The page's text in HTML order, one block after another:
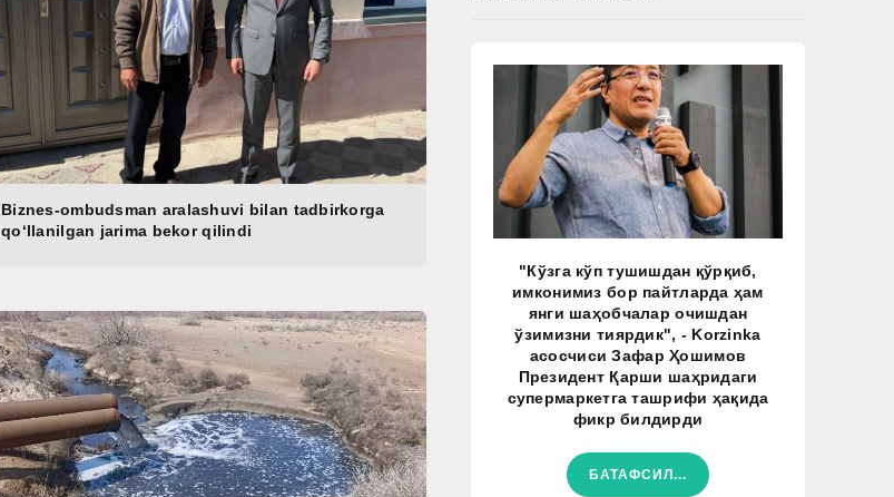
Biznes-ombudsman aralashuvi bilan tadbirkorga
qo‘llanilgan jarima bekor qilindi
"Кўзга кўп тушишдан қўрқиб,
имконимиз бор пайтларда ҳам
янги шаҳобчалар очишдан
ўзимизни тиярдик", - Korzinka
асосчиси Зафар Ҳошимов
Президент Қарши шаҳридаги
супермаркетга ташрифи ҳақида
фикр билдирди
БАТАФСИЛ...